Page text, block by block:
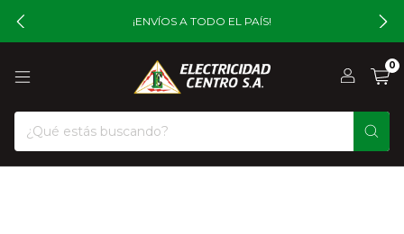
¡ENVÍOS A TODO EL PAÍS!
0